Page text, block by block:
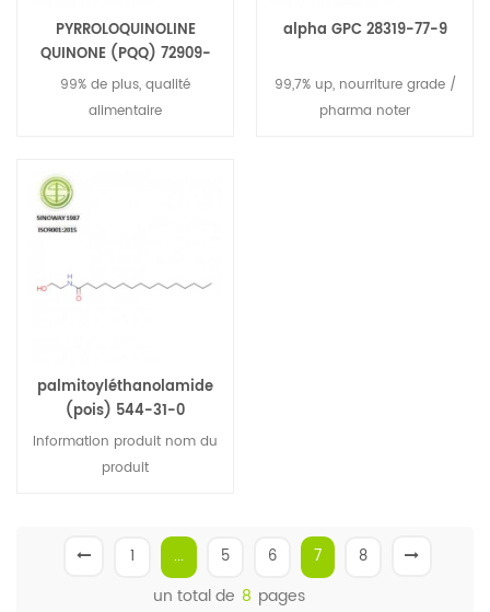
PYRROLOQUINOLINE
QUINONE (PQQ) 72909-
34-3
99% de plus, qualité
alimentaire
alpha GPC 28319-77-9
99,7% up, nourriture grade /
pharma noter
palmitoyléthanolamide
(pois) 544-31-0
Information produit nom du
produit
c18h37no2 n ° CAS. 544-31-0
qualité standard 98% plus
(micronisé grade), de
1 ... 5 6 7 8
un total de 8 pages